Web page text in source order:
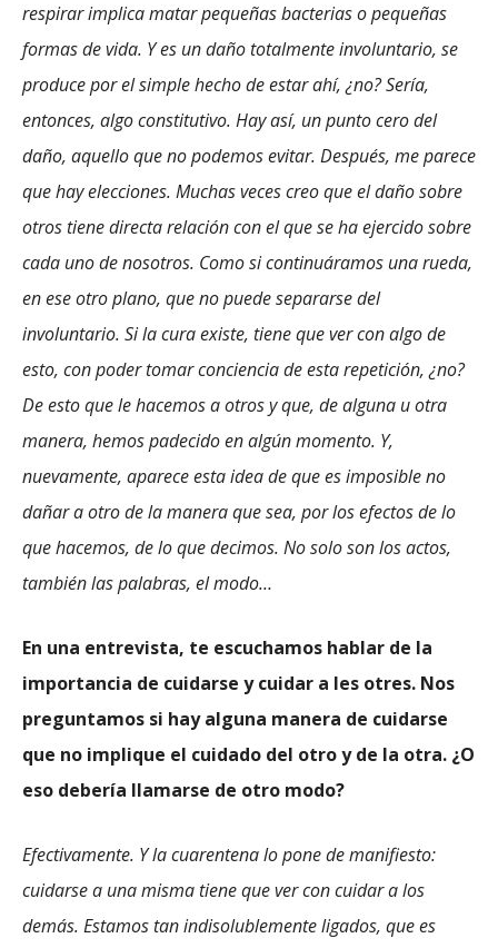
respirar implica matar pequeñas bacterias o pequeñas
formas de vida. Y es un daño totalmente involuntario, se
produce por el simple hecho de estar ahí, ¿no? Sería,
entonces, algo constitutivo. Hay así, un punto cero del
daño, aquello que no podemos evitar. Después, me parece
que hay elecciones. Muchas veces creo que el daño sobre
otros tiene directa relación con el que se ha ejercido sobre
cada uno de nosotros. Como si continuáramos una rueda,
en ese otro plano, que no puede separarse del
involuntario. Si la cura existe, tiene que ver con algo de
esto, con poder tomar conciencia de esta repetición, ¿no?
De esto que le hacemos a otros y que, de alguna u otra
manera, hemos padecido en algún momento. Y,
nuevamente, aparece esta idea de que es imposible no
dañar a otro de la manera que sea, por los efectos de lo
que hacemos, de lo que decimos. No solo son los actos,
también las palabras, el modo…
En una entrevista, te escuchamos hablar de la
importancia de cuidarse y cuidar a les otres. Nos
preguntamos si hay alguna manera de cuidarse
que no implique el cuidado del otro y de la otra. ¿O
eso debería llamarse de otro modo?
Efectivamente. Y la cuarentena lo pone de manifiesto:
cuidarse a una misma tiene que ver con cuidar a los
demás. Estamos tan indisolublemente ligados, que es